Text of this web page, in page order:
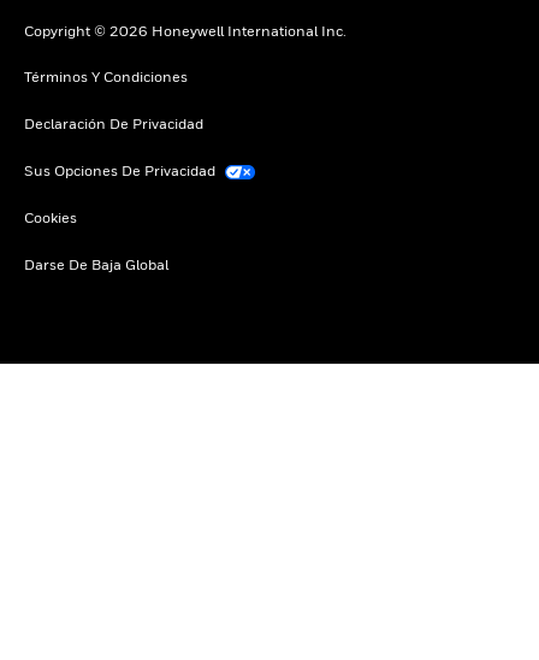
Copyright © 2026 Honeywell International Inc.
Términos Y Condiciones
Declaración De Privacidad
Sus Opciones De Privacidad
Cookies
Darse De Baja Global